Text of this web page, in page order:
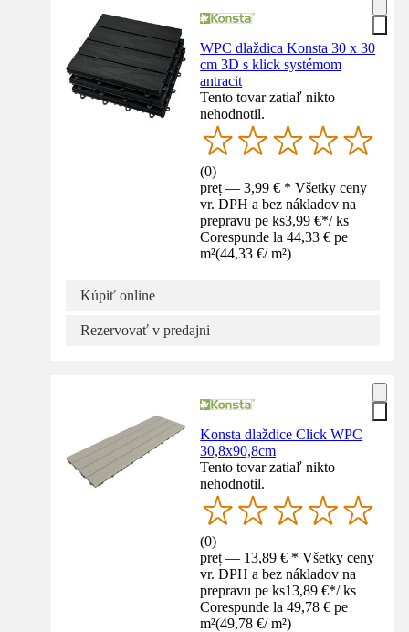
WPC dlaždica Konsta 30 x 30
cm 3D s klick systémom
antracit
Tento tovar zatiaľ nikto
nehodnotil.
(0)
preț — 3,99 € * Všetky ceny
vr. DPH a bez nákladov na
prepravu pe ks3,99 €*/ ks
Corespunde la 44,33 € pe
m²(44,33 €/ m²)
Kúpiť online
Rezervovať v predajni
Konsta dlaždice Click WPC
30,8x90,8cm
Tento tovar zatiaľ nikto
nehodnotil.
(0)
preț — 13,89 € * Všetky ceny
vr. DPH a bez nákladov na
prepravu pe ks13,89 €*/ ks
Corespunde la 49,78 € pe
m²(49,78 €/ m²)